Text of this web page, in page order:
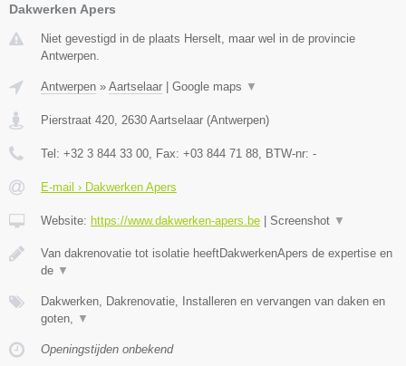
Dakwerken Apers
Niet gevestigd in de plaats Herselt, maar wel in de provincie
Antwerpen.
Antwerpen » Aartselaar Google maps ▼
Pierstraat 420, 2630 Aartselaar (Antwerpen)
Tel: +32 3 844 33 00, Fax: +03 844 71 88, BTW-nr: -
E-mail › Dakwerken Apers
Website: https://www.dakwerken-apers.be Screenshot ▼
Van dakrenovatie tot isolatie heeftDakwerkenApers de expertise en
de ▼
Dakwerken, Dakrenovatie, Installeren en vervangen van daken en
goten, ▼
Openingstijden onbekend